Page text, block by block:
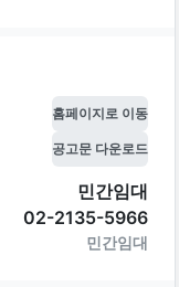
홈페이지로 이동
공고문 다운로드
민간임대
02-2135-5966
민간임대